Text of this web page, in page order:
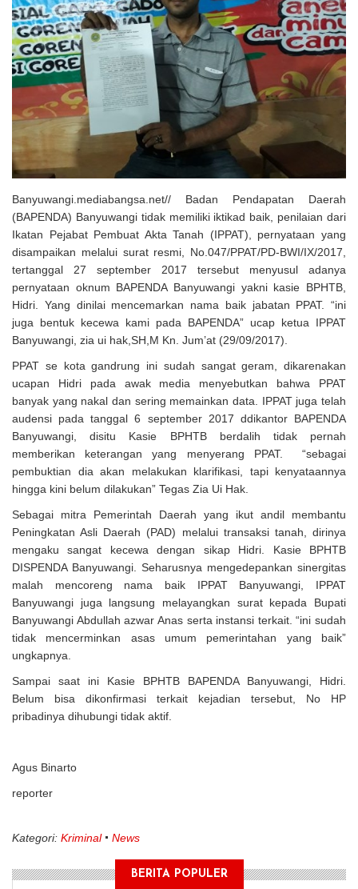
Uji Coba Program NADI JKN
Banyuwangi.mediabangsa.net// Badan Pendapatan Daerah
(BAPENDA) Banyuwangi tidak memiliki iktikad baik, penilaian dari
Ikatan Pejabat Pembuat Akta Tanah (IPPAT), pernyataan yang
disampaikan melalui surat resmi, No.047/PPAT/PD-BWI/IX/2017,
tertanggal 27 september 2017 tersebut menyusul adanya
pernyataan oknum BAPENDA Banyuwangi yakni kasie BPHTB,
Hidri. Yang dinilai mencemarkan nama baik jabatan PPAT. “ini
juga bentuk kecewa kami pada BAPENDA” ucap ketua IPPAT
Banyuwangi, zia ui hak,SH,M Kn. Jum’at (29/09/2017).
PPAT se kota gandrung ini sudah sangat geram, dikarenakan
ucapan Hidri pada awak media menyebutkan bahwa PPAT
banyak yang nakal dan sering memainkan data. IPPAT juga telah
audensi pada tanggal 6 september 2017 ddikantor BAPENDA
Banyuwangi, disitu Kasie BPHTB berdalih tidak pernah
memberikan keterangan yang menyerang PPAT. “sebagai
pembuktian dia akan melakukan klarifikasi, tapi kenyataannya
hingga kini belum dilakukan” Tegas Zia Ui Hak.
Sebagai mitra Pemerintah Daerah yang ikut andil membantu
Peningkatan Asli Daerah (PAD) melalui transaksi tanah, dirinya
mengaku sangat kecewa dengan sikap Hidri. Kasie BPHTB
DISPENDA Banyuwangi. Seharusnya mengedepankan sinergitas
malah mencoreng nama baik IPPAT Banyuwangi, IPPAT
Banyuwangi juga langsung melayangkan surat kepada Bupati
Banyuwangi Abdullah azwar Anas serta instansi terkait. “ini sudah
tidak mencerminkan asas umum pemerintahan yang baik”
ungkapnya.
Sampai saat ini Kasie BPHTB BAPENDA Banyuwangi, Hidri.
Belum bisa dikonfirmasi terkait kejadian tersebut, No HP
pribadinya dihubungi tidak aktif.
Agus Binarto
reporter
Kategori: Kriminal News
BERITA POPULER